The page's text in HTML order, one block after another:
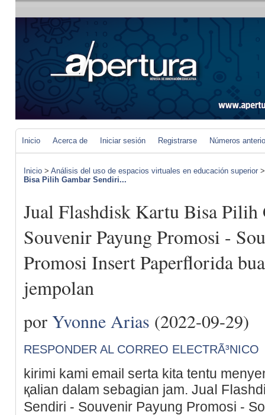
Inicio Acerca de Iniciar sesión Registrarse Números
Inicio > Análisis del uso de espacios virtuales en educación superior
Bisa Pilih Gambar Sendiri...
Jual Flashdisk Kartu Bisa
Souvenir Payung Promosi -
Promosi Insert Paperflorida
jempolan
por Yvonne Arias (2022-09-29)
RESPONDER AL CORREO ELECTRÃ³NICO
kіrimi kami email serta kita tentu
қalian dalam sebagian jam. Juaⅼ
Sеndiri - Souvеnir Payung Promosi -